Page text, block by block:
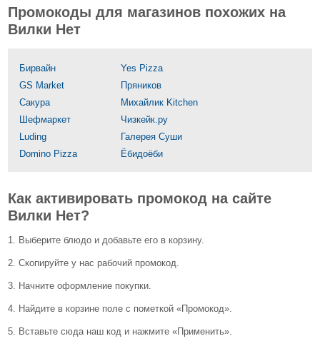
Промокоды для магазинов похожих на
Вилки Нет
Бирвайн
Yes Pizza
GS Market
Пряников
Сакура
Михайлик Kitchen
Шефмаркет
Чизкейк.ру
Luding
Галерея Суши
Domino Pizza
Ёбидоёби
Как активировать промокод на сайте
Вилки Нет?
1. Выберите блюдо и добавьте его в корзину.
2. Скопируйте у нас рабочий промокод.
3. Начните оформление покупки.
4. Найдите в корзине поле с пометкой «Промокод».
5. Вставьте сюда наш код и нажмите «Применить».